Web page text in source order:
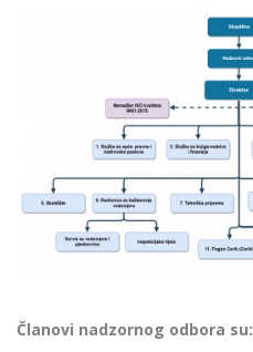
Članovi nadzornog odbora su: